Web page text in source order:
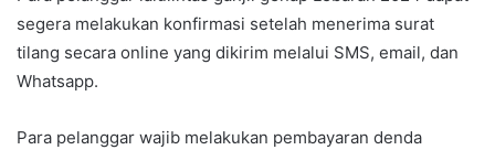
segera melakukan konfirmasi setelah menerima surat
tilang secara online yang dikirim melalui SMS, email, dan
Whatsapp.
Para pelanggar wajib melakukan pembayaran denda